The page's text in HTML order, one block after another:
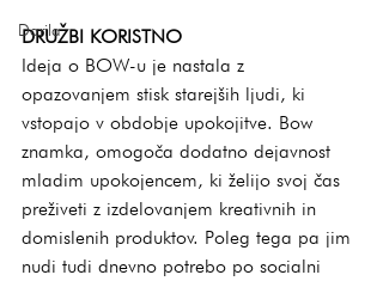
Darila
DRUŽBI KORISTNO
Ideja o BOW-u je nastala z
opazovanjem stisk starejših ljudi, ki
vstopajo v obdobje upokojitve. Bow
znamka, omogoča dodatno dejavnost
mladim upokojencem, ki želijo svoj čas
preživeti z izdelovanjem kreativnih in
domislenih produktov. Poleg tega pa jim
nudi tudi dnevno potrebo po socialni